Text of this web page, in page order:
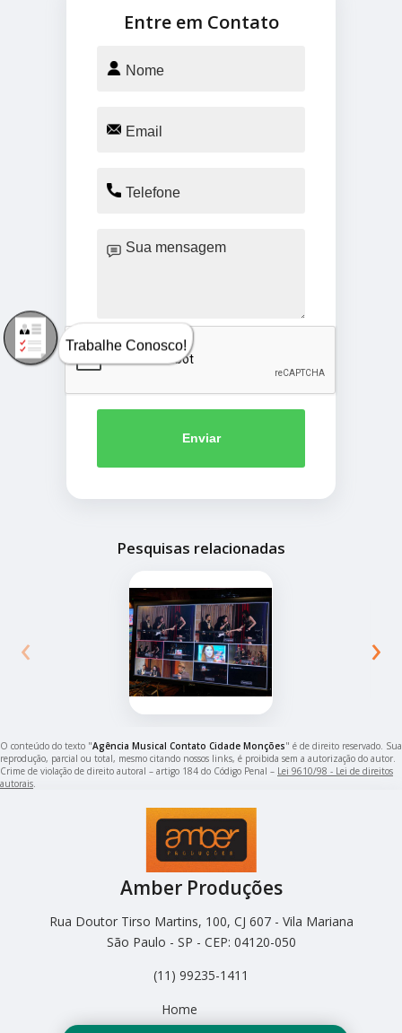
Entre em Contato
Enviar
Pesquisas relacionadas
‹ ›
O conteúdo do texto "Agência Musical Contato Cidade Monções" é de direito reservado. Sua
reprodução, parcial ou total, mesmo citando nossos links, é proibida sem a autorização do autor.
Crime de violação de direito autoral – artigo 184 do Código Penal – Lei 9610/98 - Lei de direitos
autorais.
Amber Produções
Rua Doutor Tirso Martins, 100, CJ 607 - Vila Mariana
São Paulo - SP - CEP: 04120-050
(11) 99235-1411
Home
Trabalhe Conosco!